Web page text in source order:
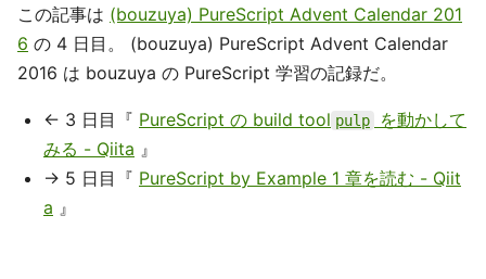
この記事は (bouzuya) PureScript Advent Calendar 201
6 の 4 日目。 (bouzuya) PureScript Advent Calendar
2016 は bouzuya の PureScript 学習の記録だ。
← 3 日目『 PureScript の build tool pulp
を動かして
みる - Qiita 』
→ 5 日目『 PureScript by Example 1 章を読む - Qiit
a 』